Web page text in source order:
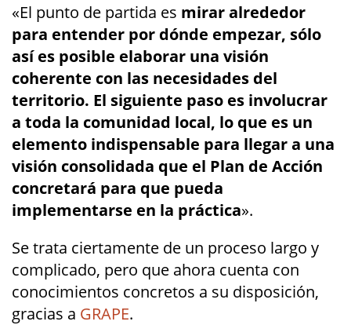
«El punto de partida es mirar alrededor
para entender por dónde empezar, sólo
así es posible elaborar una visión
coherente con las necesidades del
territorio. El siguiente paso es involucrar
a toda la comunidad local, lo que es un
elemento indispensable para llegar a una
visión consolidada que el Plan de Acción
concretará para que pueda
implementarse en la práctica».
Se trata ciertamente de un proceso largo y
complicado, pero que ahora cuenta con
conocimientos concretos a su disposición,
gracias a GRAPE.